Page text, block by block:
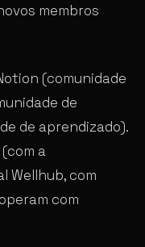
membros
(comunidade
de
de aprendizado).
a
Wellhub, com
com